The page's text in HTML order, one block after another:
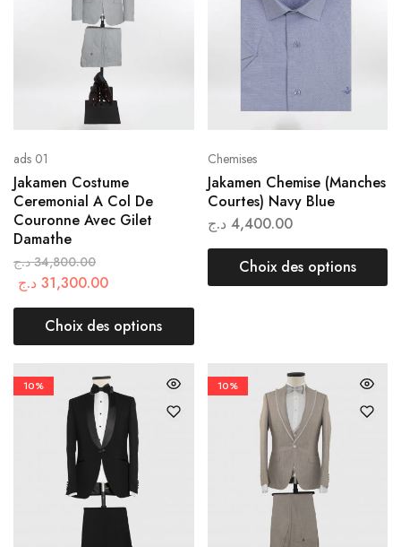
ads 01
Jakamen Costume
Ceremonial A Col De
Couronne Avec Gilet
Damathe
34,800.00 د.ج
31,300.00 د.ج
Choix des options
Chemises
Jakamen Chemise (Manches
Courtes) Navy Blue
4,400.00 د.ج
Choix des options
10% 10%